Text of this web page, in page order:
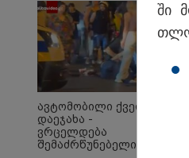
საქმეზე ნია იმნაძეს
აკავებენ
ავტომობილი ქვეითს
დაეჯახა -
ვრცელდება
შემაძრწუნებელი
ში
თლო